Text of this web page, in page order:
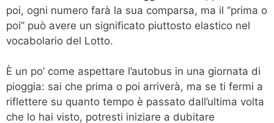
poi, ogni numero farà la sua comparsa, ma il “prima o
poi” può avere un significato piuttosto elastico nel
vocabolario del Lotto.
È un po’ come aspettare l’autobus in una giornata di
pioggia: sai che prima o poi arriverà, ma se ti fermi a
riflettere su quanto tempo è passato dall’ultima volta
che lo hai visto, potresti iniziare a dubitare